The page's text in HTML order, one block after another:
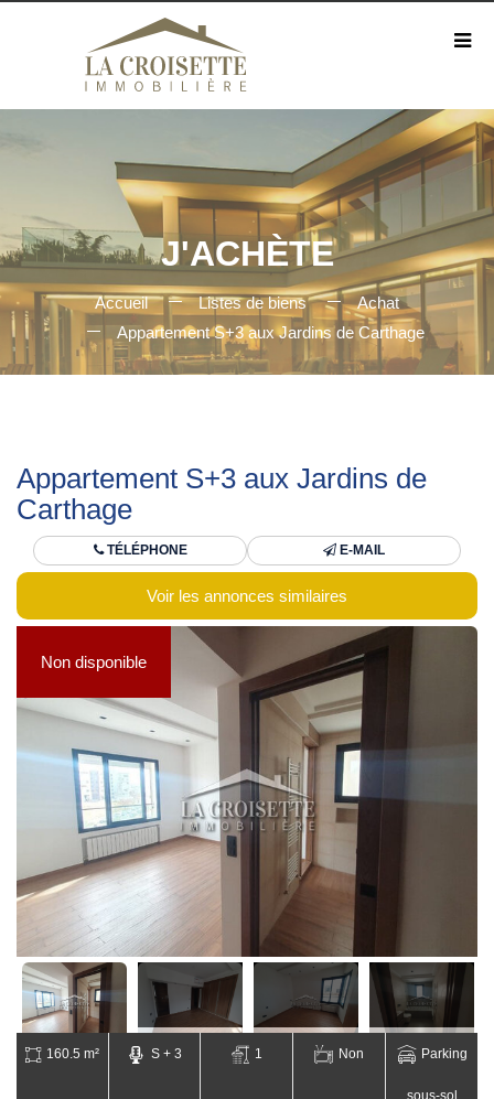
J'ACHÈTE
Accueil Listes de biens
Achat
Appartement S+3 aux Jardins de Carthage
Appartement S+3 aux Jardins de
Carthage
TÉLÉPHONE E-MAIL
Voir les annonces similaires
Non disponible
160.5 m² S + 3 1 Non Parking
sous-sol